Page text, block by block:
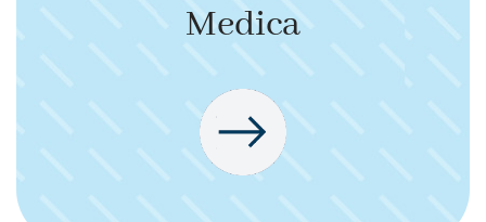
Medica